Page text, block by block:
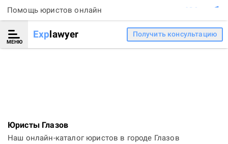
Помощь юристов онлайн
МЕНЮ
Explawyer Получить консультацию
Юристы Глазов
Наш онлайн-каталог юристов в городе Глазов